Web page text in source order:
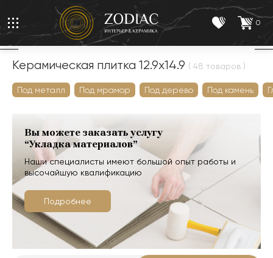
0
Керамическая плитка 12.9x14.9 ( 48 товаров )
Под металл Под мрамор Под дерево Под камень
Вы можете заказать услугу
“Укладка материалов”
Наши специалисты имеют большой опыт работы и
высочайшую квалификацию
Подробнее